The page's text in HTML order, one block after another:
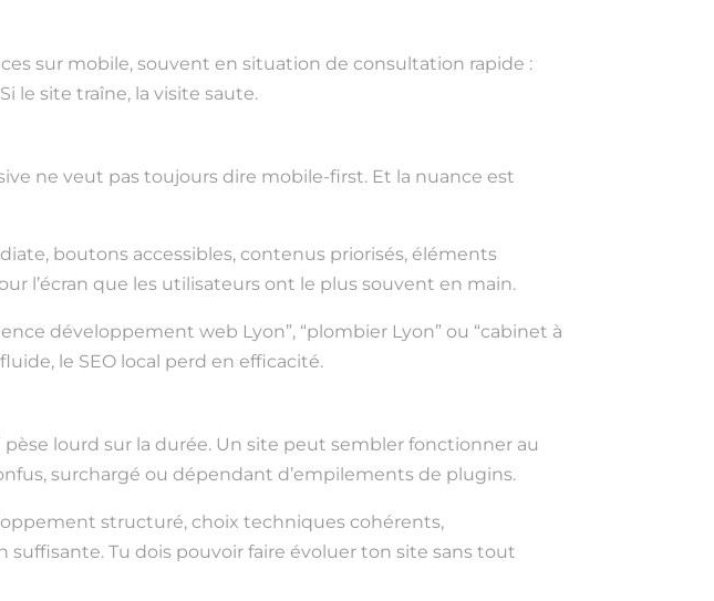
sur mobile, souvent en situation de consultation rapide :
le site traîne, la visite saute.
ne veut pas toujours dire mobile-first. Et la nuance est
boutons accessibles, contenus priorisés, éléments
l’écran que les utilisateurs ont le plus souvent en main.
développement web Lyon”, “plombier Lyon” ou “cabinet à
le SEO local perd en efficacité.
lourd sur la durée. Un site peut sembler fonctionner au
surchargé ou dépendant d’empilements de plugins.
structuré, choix techniques cohérents,
Tu dois pouvoir faire évoluer ton site sans tout